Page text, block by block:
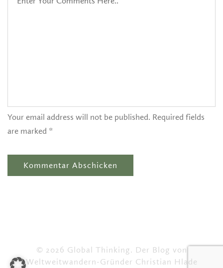
Your email address will not be published. Required fields
are marked *
© 2026 Global Thinking. Der Blog von
Weltweitwandern-Gründer Christian Hlade